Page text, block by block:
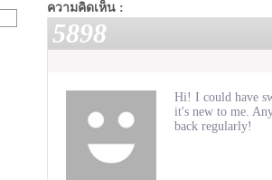
ความคิดเห็น :
5898
Hi! I could have
it's new to me.
back regularly!